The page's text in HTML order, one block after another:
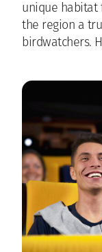
unique habitat
the region a
birdwatchers.